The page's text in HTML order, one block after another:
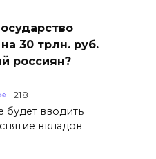
30 трлн. руб.
россиян?
218
будет вводить
вкладов